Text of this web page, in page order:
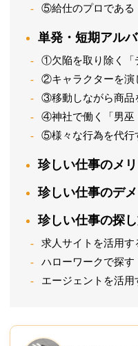
⑤給仕のプロである
単発・短期アル
①欠陥を取り除く「
②キャラクターを演
③移動しながら商品
④神社で働く「男巫
⑤様々な行為を代行
珍しい仕事のメ
珍しい仕事のデ
珍しい仕事の探
求人サイトを活用す
ハローワークで探す
エージェントを活用